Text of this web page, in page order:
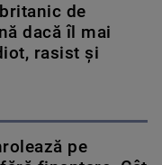
de
dacă îl mai
rasist și
pe